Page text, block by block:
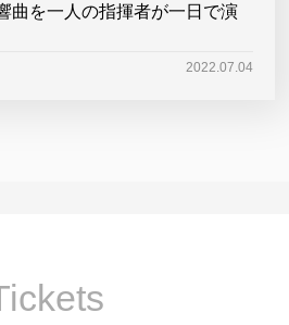
曲を一人の指揮者が一日で演
2022.07.04